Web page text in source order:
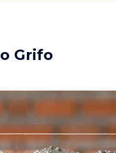
Grifo